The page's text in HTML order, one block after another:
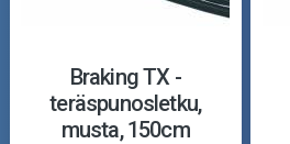
Braking TX -
teräspunosletku,
musta, 150cm